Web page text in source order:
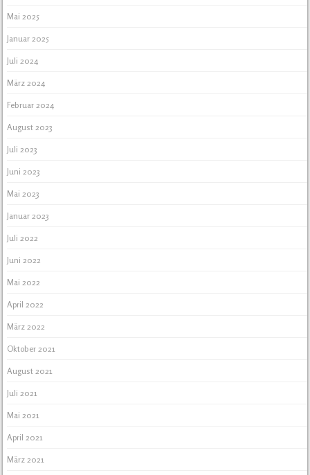
Mai 2025
Januar 2025
Juli 2024
März 2024
Februar 2024
August 2023
Juli 2023
Juni 2023
Mai 2023
Januar 2023
Juli 2022
Juni 2022
Mai 2022
April 2022
März 2022
Oktober 2021
August 2021
Juli 2021
Mai 2021
April 2021
März 2021